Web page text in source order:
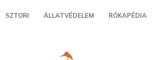
SZTORI ÁLLATVÉDELEM RÓKAPÉDIA